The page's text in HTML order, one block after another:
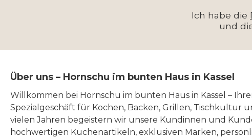
Ich habe die
und
Über uns – Hornschu im bunten Haus in Kassel
Willkommen bei Hornschu im bunten Haus in Kassel –
Spezialgeschäft für Kochen, Backen, Grillen, Tischkultur
vielen Jahren begeistern wir unsere Kundinnen und
hochwertigen Küchenartikeln, exklusiven Marken,